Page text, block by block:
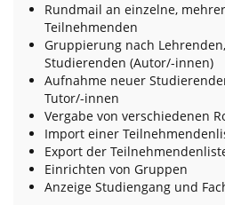
Rundmail an einzelne,
Teilnehmenden
Gruppierung nach
Studierenden (Autor/-innen)
Aufnahme neuer
Tutor/-innen
Vergabe von verschiedenen
Import einer
Export der
Einrichten von Gruppen
Anzeige Studiengang und